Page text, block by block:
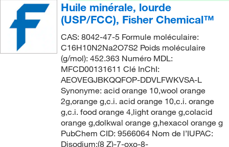
Huile minérale, lourde
(USP/FCC), Fisher Chemical™
CAS: 8042-47-5 Formule moléculaire:
C16H10N2Na2O7S2 Poids moléculaire
(g/mol): 452.363 Numéro MDL:
MFCD00131611 Clé InChI:
AEOVEGJBKQQFOP-DDVLFWKVSA-L
Synonyme: acid orange 10,wool orange
2g,orange g,c.i. acid orange 10,c.i. orange
g,c.i. food orange 4,light orange g,colacid
orange g,dolkwal orange g,hexacol orange g
PubChem CID: 9566064 Nom de l’IUPAC:
Disodium;(8 Z)-7-oxo-8-